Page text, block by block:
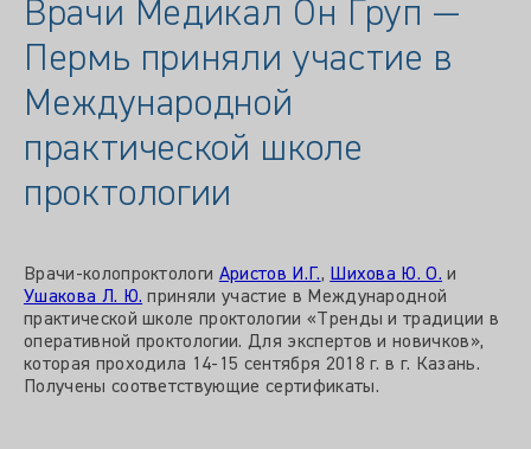
Врачи Медикал Он Груп —
Пермь приняли участие в
Международной
практической школе
проктологии
Врачи-колопроктологи Аристов И.Г., Шихова Ю. О. и
Ушакова Л. Ю. приняли участие в Международной
практической школе проктологии «Тренды и традиции в
оперативной проктологии. Для экспертов и новичков»,
которая проходила 14-15 сентября 2018 г. в г. Казань.
Получены соответствующие сертификаты.